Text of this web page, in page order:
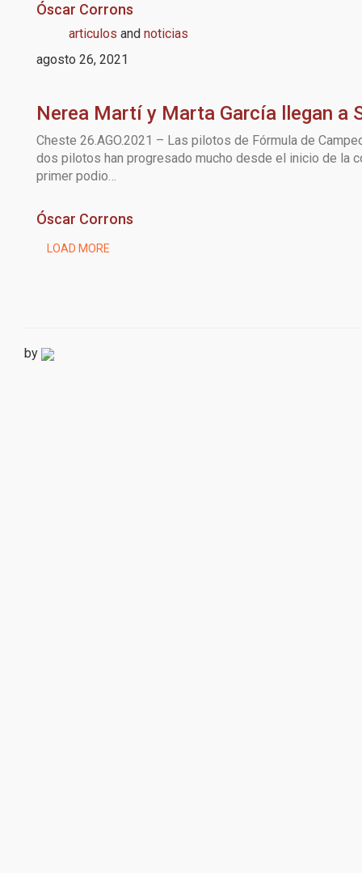
Óscar Corrons
articulos and noticias
agosto 26, 2021
Nerea Martí y Marta García llegan a
Cheste 26.AGO.2021 – Las pilotos de Fórmula de
dos pilotos han progresado mucho desde el inicio de la
primer podio…
Óscar Corrons
LOAD MORE
by